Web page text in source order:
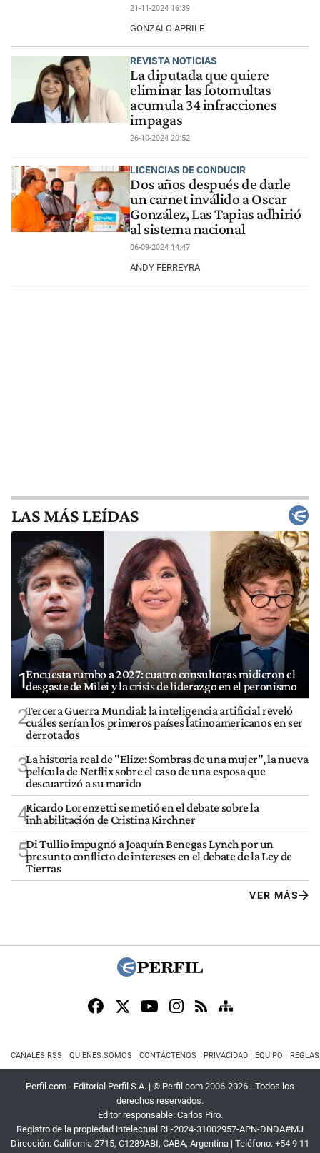
21-11-2024 16:39
GONZALO APRILE
REVISTA NOTICIAS
La diputada que quiere
eliminar las fotomultas
acumula 34 infracciones
impagas
26-10-2024 20:52
LICENCIAS DE CONDUCIR
Dos años después de darle
un carnet inválido a Oscar
González, Las Tapias adhirió
al sistema nacional
06-09-2024 14:47
ANDY FERREYRA
LAS MÁS LEÍDAS
1Encuesta rumbo a 2027: cuatro consultoras midieron el
desgaste de Milei y la crisis de liderazgo en el peronismo
2Tercera Guerra Mundial: la inteligencia artificial reveló
cuáles serían los primeros países latinoamericanos en ser
derrotados
3La historia real de "Elize: Sombras de una mujer", la nueva
película de Netflix sobre el caso de una esposa que
descuartizó a su marido
4Ricardo Lorenzetti se metió en el debate sobre la
inhabilitación de Cristina Kirchner
5Di Tullio impugnó a Joaquín Benegas Lynch por un
presunto conflicto de intereses en el debate de la Ley de
Tierras
VER MÁS
CANALES RSS QUIENES SOMOS CONTÁCTENOS PRIVACIDAD EQUIPO
Perfil.com - Editorial Perfil S.A. | © Perfil.com 2006-2026 - Todos los
derechos reservados.
Editor responsable: Carlos Piro.
Registro de la propiedad intelectual RL-2024-31002957-APN-DNDA#MJ
Dirección: California 2715, C1289ABI, CABA, Argentina | Teléfono: +54 9 11